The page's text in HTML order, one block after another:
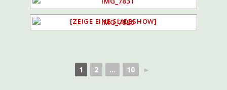
[ZEIGE EINE SLIDESHOW]
1 2 ... 10 ►